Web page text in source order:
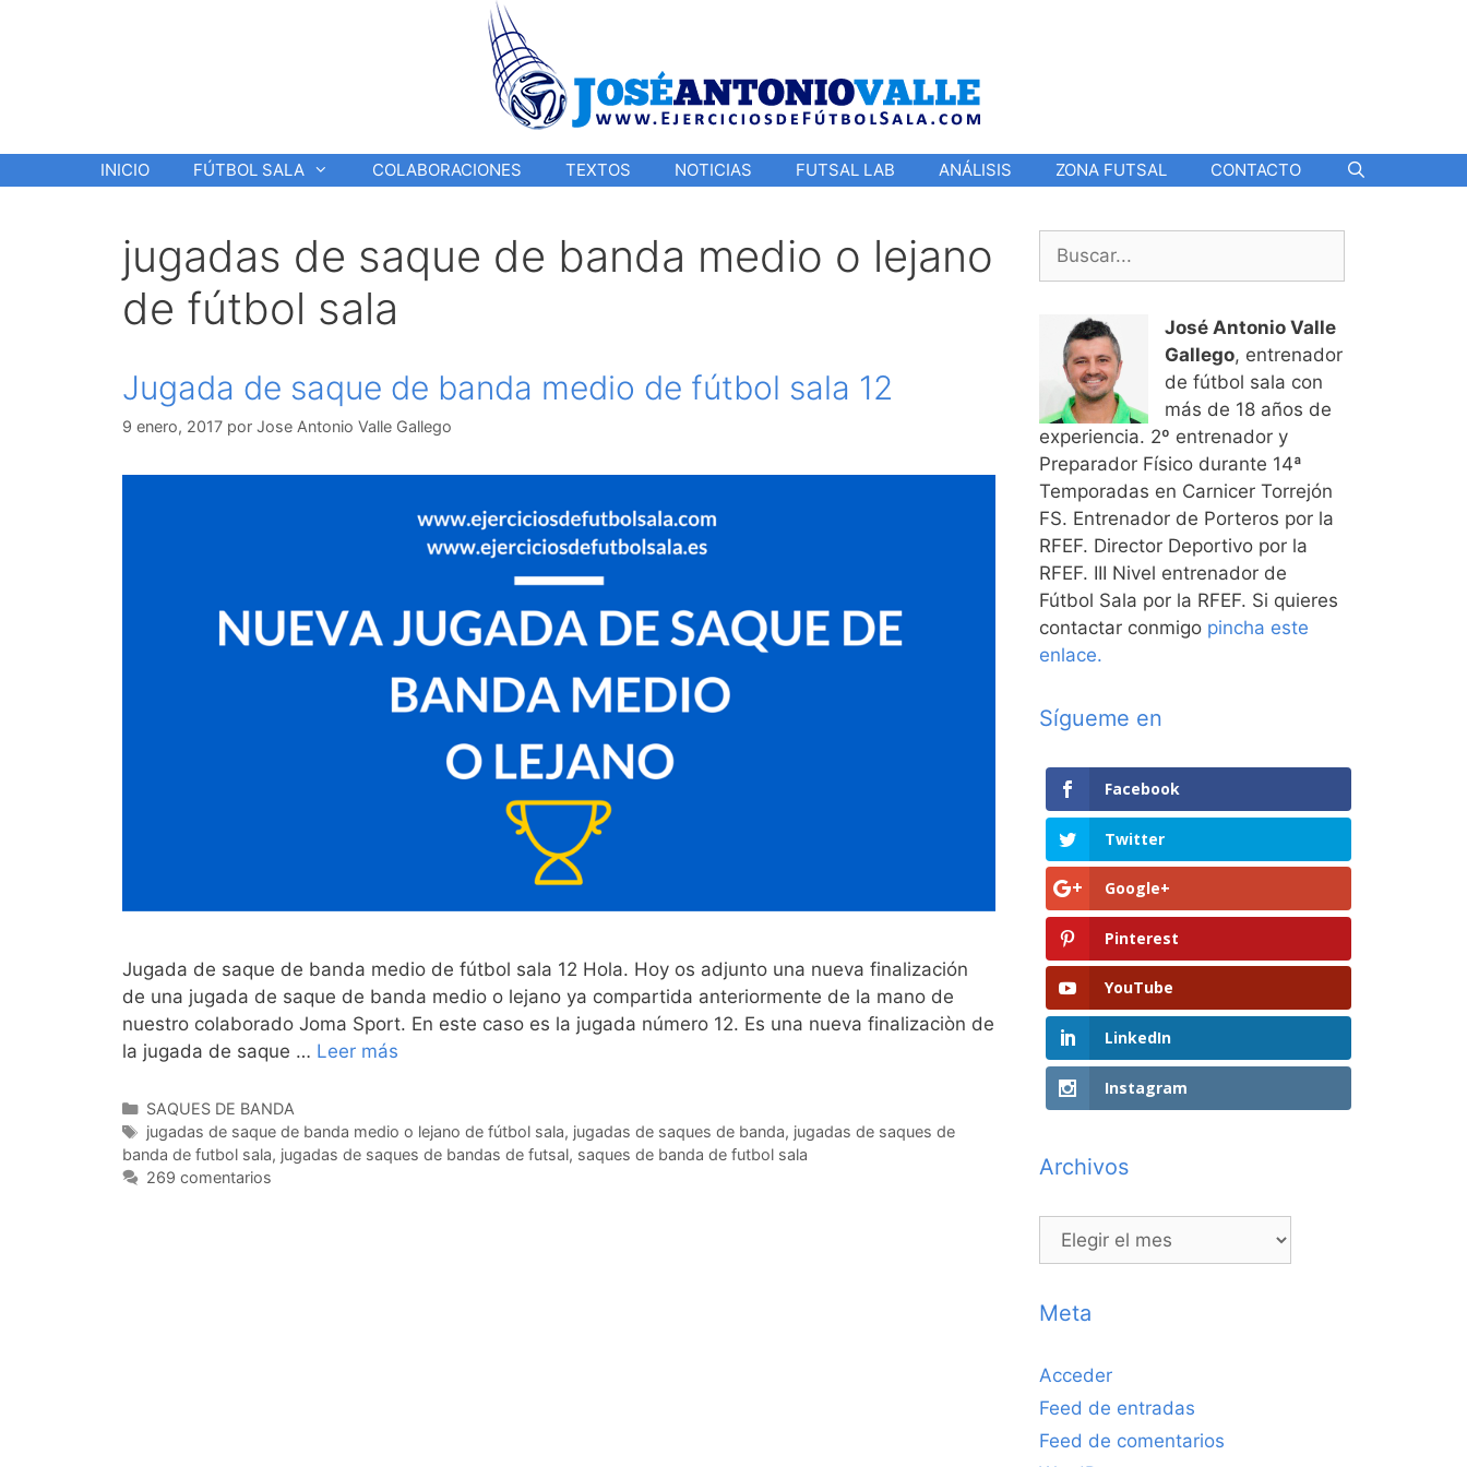
INICIO FÚTBOL SALA COLABORACIONES TEXTOS NOTICIAS FUTSAL LAB ANÁLISIS ZONA FUTSAL CONTACTO
jugadas de saque de banda medio o lejano
de fútbol sala
Jugada de saque de banda medio de fútbol sala 12
9 enero, 2017 por Jose Antonio Valle Gallego
Jugada de saque de banda medio de fútbol sala 12 Hola. Hoy os adjunto una nueva finalización
de una jugada de saque de banda medio o lejano ya compartida anteriormente de la mano de
nuestro colaborado Joma Sport. En este caso es la jugada número 12. Es una nueva finalizaciòn de
la jugada de saque … Leer más
Categorías
SAQUES DE BANDA
Etiquetas
jugadas de saque de banda medio o lejano de fútbol sala, jugadas de saques de banda, jugadas de saques de
banda de futbol sala, jugadas de saques de bandas de futsal, saques de banda de futbol sala
269 comentarios
Buscar:
José Antonio Valle
Gallego, entrenador
de fútbol sala con
más de 18 años de
experiencia. 2º entrenador y
Preparador Físico durante 14ª
Temporadas en Carnicer Torrejón
FS. Entrenador de Porteros por la
RFEF. Director Deportivo por la
RFEF. III Nivel entrenador de
Fútbol Sala por la RFEF. Si quieres
contactar conmigo pincha este
enlace.
Sígueme en
Facebook
Twitter
Google+
Pinterest
YouTube
LinkedIn
Instagram
Archivos
Archivos
Meta
Acceder
Feed de entradas
Feed de comentarios